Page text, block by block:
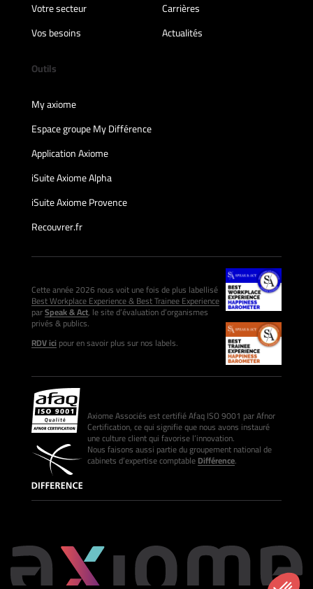
Votre secteur
Carrières
Vos besoins
Actualités
Outils
My axiome
Espace groupe My Différence
Application Axiome
iSuite Axiome Alpha
iSuite Axiome Provence
Recouvrer.fr
Cette année 2026 nous voit une fois de plus labellisé
Best Workplace Experience & Best Trainee Experience
parSpeak & Act, le site d’évaluation d’organismes
privés & publics.
RDV icipour en savoir plus sur nos labels.
Axiome Associés est certifié Afaq ISO 9001 par Afnor
Certification, ce qui signifie que nous avons instauré
une culture client qui favorise l’innovation.
Nous faisons aussi partie du groupement national de
cabinets d’expertise comptableDifférence.